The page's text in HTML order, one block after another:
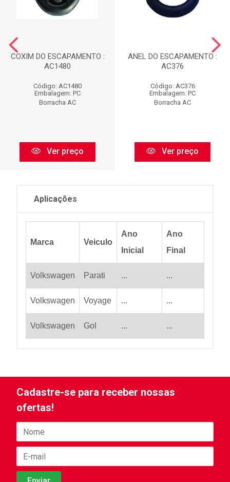
COXIM DO ESCAPAMENTO :
AC1480
Código: AC1480
Embalagem: PC
Borracha AC
Ver preço
ANEL DO ESCAPAMENTO :
AC376
Código: AC376
Embalagem: PC
Borracha AC
Ver preço
Aplicações
Marca Veiculo
Ano
Inicial
Ano
Final
Volkswagen Parati ... ...
Volkswagen Voyage ... ...
Volkswagen Gol ... ...
Cadastre-se para receber nossas
ofertas!